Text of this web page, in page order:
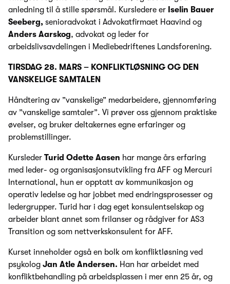
anledning til å stille spørsmål. Kursledere er Iselin Bauer
Seeberg, senioradvokat i Advokatfirmaet Haavind og
Anders Aarskog, advokat og leder for
arbeidslivsavdelingen i Mediebedriftenes Landsforening.
TIRSDAG 28. MARS – KONFLIKTLØSNING OG DEN
VANSKELIGE SAMTALEN
Håndtering av ”vanskelige” medarbeidere, gjennomføring
av ”vanskelige samtaler”. Vi prøver oss gjennom praktiske
øvelser, og bruker deltakernes egne erfaringer og
problemstillinger.
Kursleder Turid Odette Aasen har mange års erfaring
med leder- og organisasjonsutvikling fra AFF og Mercuri
International, hun er opptatt av kommunikasjon og
operativ ledelse og har jobbet med endringsprosesser og
ledergrupper. Turid har i dag eget konsulentselskap og
arbeider blant annet som frilanser og rådgiver for AS3
Transition og som nettverkskonsulent for AFF.
Kurset inneholder også en bolk om konfliktløsning ved
psykolog Jan Atle Andersen. Han har arbeidet med
konfliktbehandling på arbeidsplassen i mer enn 25 år, og